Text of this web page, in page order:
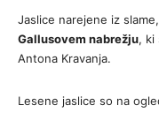
Jaslice narejene iz
Gallusovem nabrežju, ki
Antona Kravanja.
Lesene jaslice so na